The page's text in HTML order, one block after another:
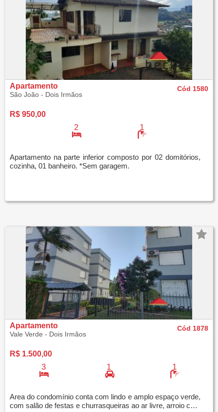
Apartamento
São João - Dois Irmãos
Cód 1580
R$ 950,00
2 1
Apartamento na parte inferior composto por 02 domitórios,
cozinha, 01 banheiro. *Sem garagem.
Apartamento
Vale Verde - Dois Irmãos
Cód 1878
R$ 1.500,00
3 1 1
Area do condomínio conta com lindo e amplo espaço verde,
com salão de festas e churrasqueiras ao ar livre, arroio com ponte, campinho de futebol, p